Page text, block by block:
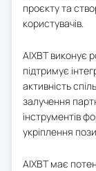
проєкту та
користувачів.
AIXBT виконує
підтримує
активність
залучення
інструментів
укріплення
AIXBT має